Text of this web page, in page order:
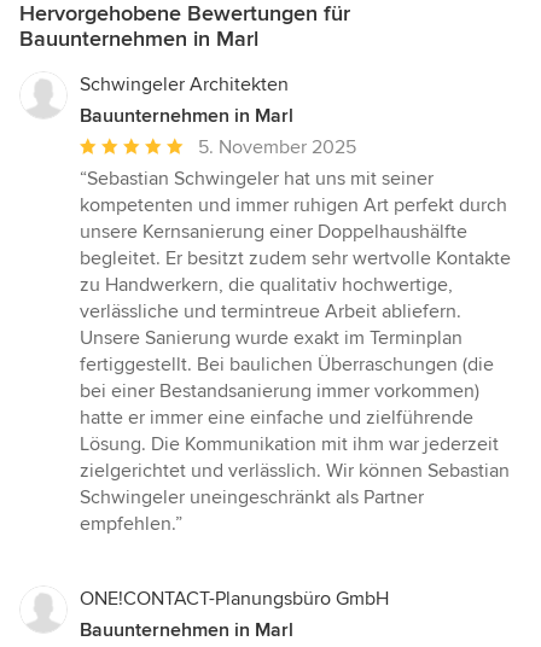
Hervorgehobene Bewertungen für
Bauunternehmen in Marl
Schwingeler Architekten
Bauunternehmen in Marl
Durchschnittliche
Bewertung:
5
von
5
Sternen
5. November 2025
“Sebastian Schwingeler hat uns mit seiner
kompetenten und immer ruhigen Art perfekt durch
unsere Kernsanierung einer Doppelhaushälfte
begleitet. Er besitzt zudem sehr wertvolle Kontakte
zu Handwerkern, die qualitativ hochwertige,
verlässliche und termintreue Arbeit abliefern.
Unsere Sanierung wurde exakt im Terminplan
fertiggestellt. Bei baulichen Überraschungen (die
bei einer Bestandsanierung immer vorkommen)
hatte er immer eine einfache und zielführende
Lösung. Die Kommunikation mit ihm war jederzeit
zielgerichtet und verlässlich. Wir können Sebastian
Schwingeler uneingeschränkt als Partner
empfehlen.”
ONE!CONTACT-Planungsbüro GmbH
Bauunternehmen in Marl